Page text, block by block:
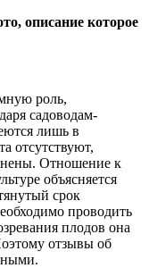
описание которое
роль,
садоводам-
лишь в
отсутствуют,
Отношение к
объясняется
срок
проводить
плодов она
отзывы об